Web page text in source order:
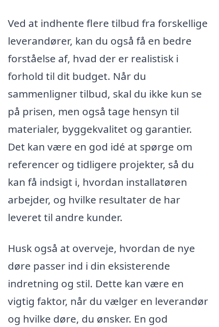
Ved at indhente flere tilbud fra forskellige
leverandører, kan du også få en bedre
forståelse af, hvad der er realistisk i
forhold til dit budget. Når du
sammenligner tilbud, skal du ikke kun se
på prisen, men også tage hensyn til
materialer, byggekvalitet og garantier.
Det kan være en god idé at spørge om
referencer og tidligere projekter, så du
kan få indsigt i, hvordan installatøren
arbejder, og hvilke resultater de har
leveret til andre kunder.
Husk også at overveje, hvordan de nye
døre passer ind i din eksisterende
indretning og stil. Dette kan være en
vigtig faktor, når du vælger en leverandør
og hvilke døre, du ønsker. En god